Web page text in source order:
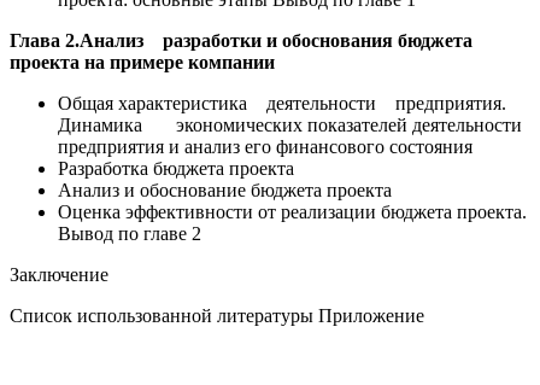
Глава 2.Анализ разработки и обоснования бюджета
проекта на примере компании
Общая характеристика деятельности предприятия.
Динамика экономических показателей деятельности
предприятия и анализ его финансового состояния
Разработка бюджета проекта
Анализ и обоснование бюджета проекта
Оценка эффективности от реализации бюджета проекта.
Вывод по главе 2
Заключение
Список использованной литературы Приложение